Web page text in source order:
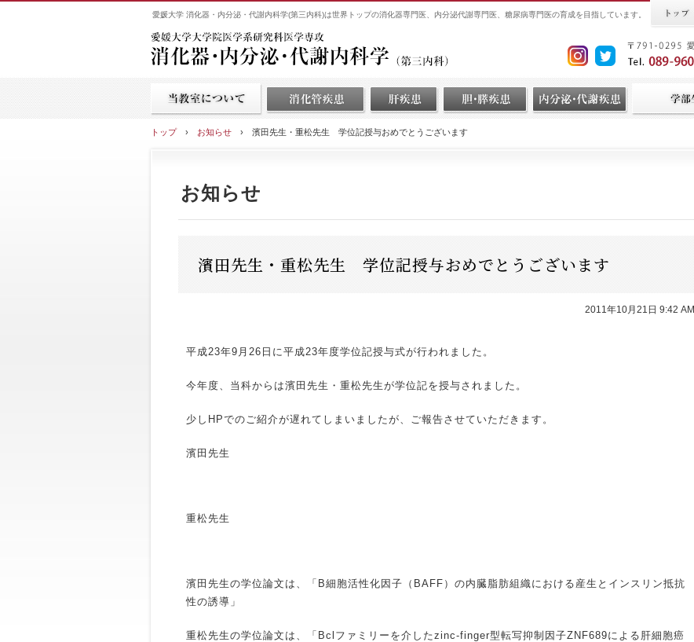
愛媛大学 消化器・内分泌・代謝内科学(第三内科)は世界トップの消化器専門医、内分泌代謝専門医、糖尿病専門医の育成を目指しています。
トップ› お知らせ › 濱田先生・重松先生 学位記授与おめでとうございます
お知らせ
濱田先生・重松先生 学位記授与おめでとうございます
2011年10月21日 9:42 AM
平成23年9月26日に平成23年度学位記授与式が行われました。
今年度、当科からは濱田先生・重松先生が学位記を授与されました。
少しHPでのご紹介が遅れてしまいましたが、ご報告させていただきます。
濱田先生
重松先生
濱田先生の学位論文は、「B細胞活性化因子（BAFF）の内臓脂肪組織における産生とインスリン抵抗
性の誘導」
重松先生の学位論文は、「Bclファミリーを介したzinc-finger型転写抑制因子ZNF689による肝細胞癌